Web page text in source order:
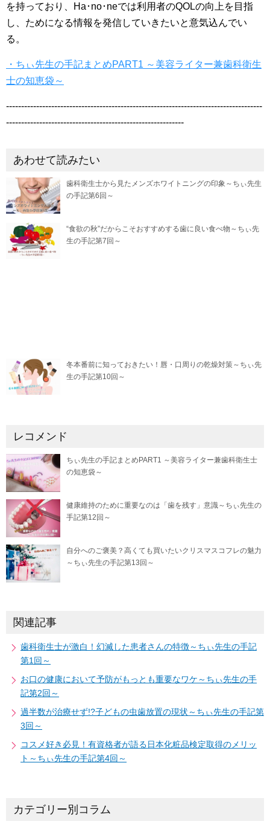
を持っており、Ha･no･neでは利用者のQOLの向上を目指
し、ためになる情報を発信していきたいと意気込んでい
る。
・ちぃ先生の手記まとめPART1 ～美容ライター兼歯科衛生
士の知恵袋～
-------------------------------------------------------------------------------------
-----------------------------------------------------------
あわせて読みたい
歯科衛生士から見たメンズホワイトニングの印象～ちぃ先生
の手記第6回～
“食欲の秋”だからこそおすすめする歯に良い食べ物～ちぃ先
生の手記第7回～
冬本番前に知っておきたい！唇・口周りの乾燥対策～ちぃ先
生の手記第10回～
レコメンド
ちぃ先生の手記まとめPART1 ～美容ライター兼歯科衛生士
の知恵袋～
健康維持のために重要なのは「歯を残す」意識～ちぃ先生の
手記第12回～
自分へのご褒美？高くても買いたいクリスマスコフレの魅力
～ちぃ先生の手記第13回～
関連記事
歯科衛生士が激白！幻滅した患者さんの特徴～ちぃ先生の手記
第1回～
お口の健康において予防がもっとも重要なワケ～ちぃ先生の手
記第2回～
過半数が治療せず!?子どもの虫歯放置の現状～ちぃ先生の手記第
3回～
コスメ好き必見！有資格者が語る日本化粧品検定取得のメリッ
ト～ちぃ先生の手記第4回～
カテゴリー別コラム